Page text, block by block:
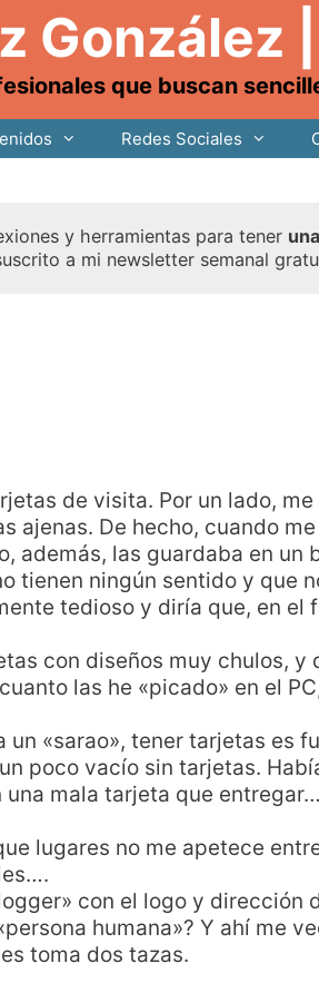
González
que buscan
Redes Sociales
y herramientas para tener
a mi newsletter semanal
de visita. Por un lado,
ajenas. De hecho, cuando
además, las guardaba en un
tienen ningún sentido y que
tedioso y diría que, en el
con diseños muy chulos, y
las he «picado» en el
«sarao», tener tarjetas es
poco vacío sin tarjetas.
mala tarjeta que
lugares no me apetece
con el logo y dirección
humana»? Y ahí me
toma dos tazas.